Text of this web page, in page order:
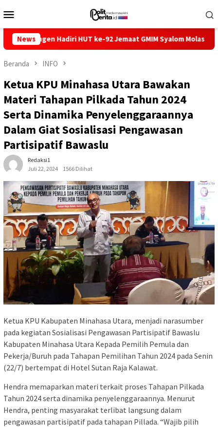
ke
Mobile
News
Hadiri HUT ke-92 Jemaat GMIM Syalom Molas KUA-
Beranda INFO
Ketua KPU Minahasa Utara Bawakan
Materi Tahapan Pilkada Tahun 2024
Serta Dinamika Penyelenggaraannya
Dalam Giat Sosialisasi Pengawasan
Partisipatif Bawaslu
Redaksi1
Juli 22, 2024
1566 Dilihat
Ketua KPU Kabupaten Minahasa Utara, menjadi narasumber
pada kegiatan Sosialisasi Pengawasan Partisipatif Bawaslu
Kabupaten Minahasa Utara Kepada Pemilih Pemula dan
Pekerja/Buruh pada Tahapan Pemilihan Tahun 2024 pada Senin
(22/7) bertempat di Hotel Sutan Raja Kalawat.
Hendra memaparkan materi terkait proses Tahapan Pilkada
Tahun 2024 serta dinamika penyelenggaraannya. Menurut
Hendra, penting masyarakat terlibat langsung dalam
pengawasan partisipatif pada tahapan Pillada. “Wajib pilih